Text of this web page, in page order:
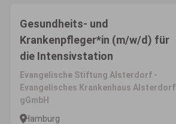
Gesundheits- und
Krankenpfleger*in (m/w/d) für
die Intensivstation
Evangelische Stiftung Alsterdorf -
Evangelisches Krankenhaus Alsterdorf
gGmbH
Hamburg